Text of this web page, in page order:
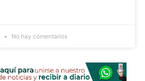
No hay comentarios